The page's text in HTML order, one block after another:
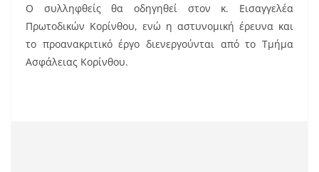
Ο συλληφθείς θα οδηγηθεί στον κ. Εισαγγελέα
Πρωτοδικών Κορίνθου, ενώ η αστυνομική έρευνα και
το προανακριτικό έργο διενεργούνται από το Τμήμα
Ασφάλειας Κορίνθου.